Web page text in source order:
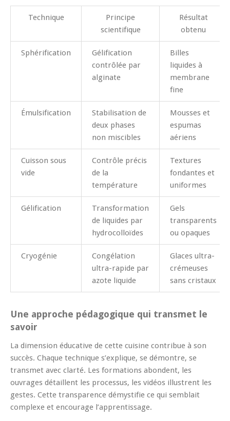
Technique
Principe
scientifique
Résultat
obtenu
Sphérification
Gélification
contrôlée par
alginate
Billes
liquides à
membrane
fine
Émulsification
Stabilisation de
deux phases
non miscibles
Mousses et
espumas
aériens
Cuisson sous
vide
Contrôle précis
de la
température
Textures
fondantes et
uniformes
Gélification
Transformation
de liquides par
hydrocolloïdes
Gels
transparents
ou opaques
Cryogénie
Congélation
ultra-rapide par
azote liquide
Glaces ultra-
crémeuses
sans cristaux
Une approche pédagogique qui transmet le
savoir
La dimension éducative de cette cuisine contribue à son
succès. Chaque technique s’explique, se démontre, se
transmet avec clarté. Les formations abondent, les
ouvrages détaillent les processus, les vidéos illustrent les
gestes. Cette transparence démystifie ce qui semblait
complexe et encourage l’apprentissage.